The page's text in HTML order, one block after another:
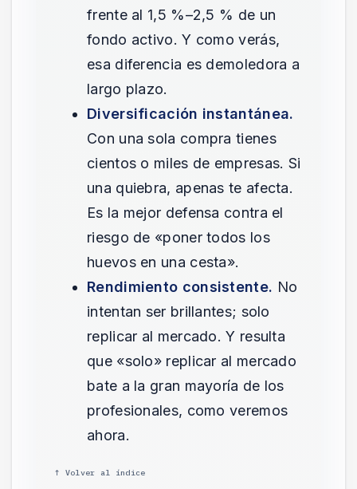
frente al 1,5 %–2,5 % de un
fondo activo. Y como verás,
esa diferencia es demoledora a
largo plazo.
Diversificación instantánea.
Con una sola compra tienes
cientos o miles de empresas. Si
una quiebra, apenas te afecta.
Es la mejor defensa contra el
riesgo de «poner todos los
huevos en una cesta».
Rendimiento consistente. No
intentan ser brillantes; solo
replicar al mercado. Y resulta
que «solo» replicar al mercado
bate a la gran mayoría de los
profesionales, como veremos
ahora.
↑ Volver al índice